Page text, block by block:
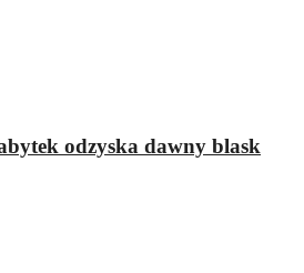
odzyska dawny blask